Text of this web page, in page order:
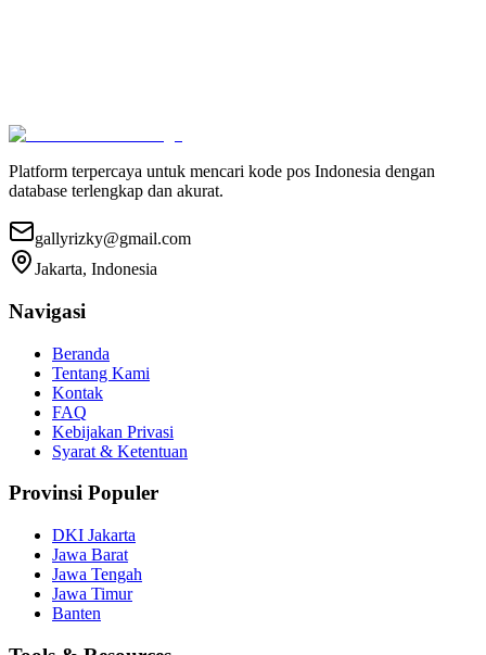
Platform terpercaya untuk mencari kode pos Indonesia dengan
database terlengkap dan akurat.
gallyrizky@gmail.com
Jakarta, Indonesia
Navigasi
Beranda
Tentang Kami
Kontak
FAQ
Kebijakan Privasi
Syarat & Ketentuan
Provinsi Populer
DKI Jakarta
Jawa Barat
Jawa Tengah
Jawa Timur
Banten